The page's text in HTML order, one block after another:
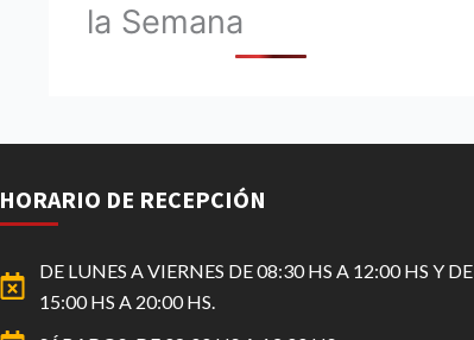
la Semana
HORARIO DE RECEPCIÓN
DE LUNES A VIERNES DE 08:30 HS A 12:00 HS Y DE
15:00 HS A 20:00 HS.